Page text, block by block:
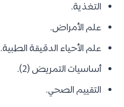
التغذية.
علم الأمراض.
علم الأحياء الدقيقة الطبية.
أساسيات التمريض (2).
التقييم الصحي.